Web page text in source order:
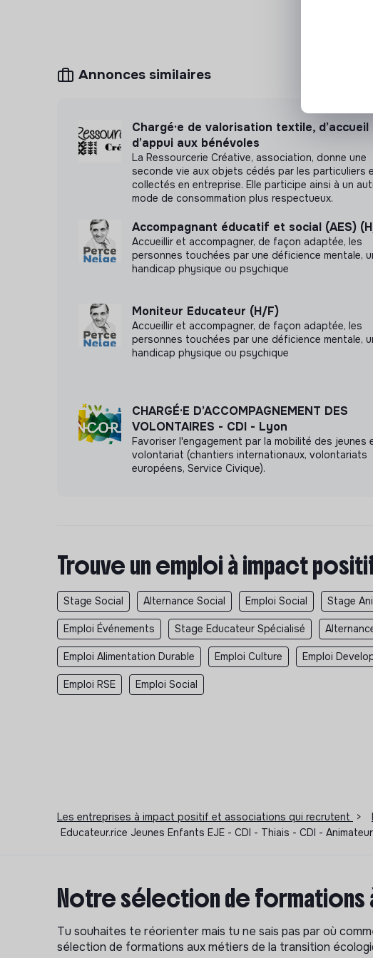
Annonces similaires
Chargé·e de valorisation textile, d’accueil
d’appui aux bénévoles
La Ressourcerie Créative, association, donne une
seconde vie aux objets cédés par les particuliers
collectés en entreprise. Elle participe ainsi à un
mode de consommation plus respectueux.
Accompagnant éducatif et social (AES)
Accueillir et accompagner, de façon adaptée, les
personnes touchées par une déficience mentale,
handicap physique ou psychique
Moniteur Educateur (H/F)
Accueillir et accompagner, de façon adaptée, les
personnes touchées par une déficience mentale,
handicap physique ou psychique
CHARGÉ·E D’ACCOMPAGNEMENT DES
VOLONTAIRES - CDI - Lyon
Favoriser l'engagement par la mobilité des jeunes
volontariat (chantiers internationaux, volontariats
européens, Service Civique).
Trouve un emploi à impact
Stage Social Alternance Social Emploi Social Stage
Emploi Événements Stage Educateur Spécialisé
Emploi Alimentation Durable Emploi Culture Emploi
Emploi RSE Emploi Social
Les entreprises à impact positif et associations qui recrutent >
Educateur.rice Jeunes Enfants EJE - CDI - Thiais - CDI -
Notre sélection de formations
Tu souhaites te réorienter mais tu ne sais pas par où
sélection de formations aux métiers de la transition